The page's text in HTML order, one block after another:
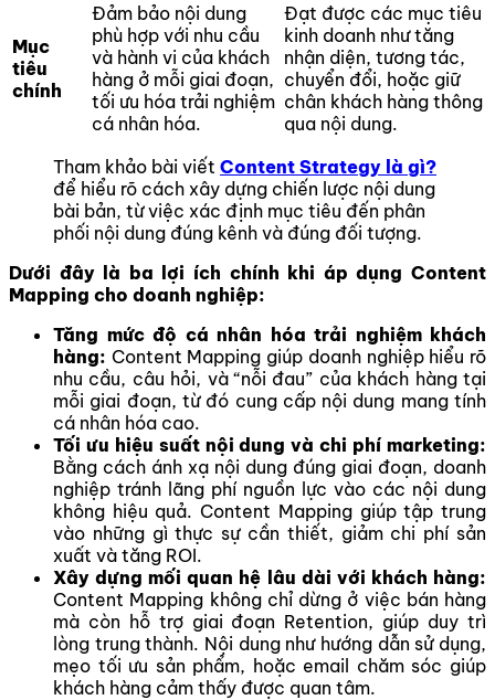
Mục
tiêu
chính
Đảm bảo nội dung
phù hợp với nhu cầu
và hành vi của khách
hàng ở mỗi giai đoạn,
tối ưu hóa trải nghiệm
cá nhân hóa.
Đạt được các mục tiêu
kinh doanh như tăng
nhận diện, tương tác,
chuyển đổi, hoặc giữ
chân khách hàng thông
qua nội dung.
Tham khảo bài viết Content Strategy là gì?
để hiểu rõ cách xây dựng chiến lược nội dung
bài bản, từ việc xác định mục tiêu đến phân
phối nội dung đúng kênh và đúng đối tượng.
Dưới đây là ba lợi ích chính khi áp dụng Content
Mapping cho doanh nghiệp:
Tăng mức độ cá nhân hóa trải nghiệm khách
hàng: Content Mapping giúp doanh nghiệp hiểu rõ
nhu cầu, câu hỏi, và “nỗi đau” của khách hàng tại
mỗi giai đoạn, từ đó cung cấp nội dung mang tính
cá nhân hóa cao.
Tối ưu hiệu suất nội dung và chi phí marketing:
Bằng cách ánh xạ nội dung đúng giai đoạn, doanh
nghiệp tránh lãng phí nguồn lực vào các nội dung
không hiệu quả. Content Mapping giúp tập trung
vào những gì thực sự cần thiết, giảm chi phí sản
xuất và tăng ROI.
Xây dựng mối quan hệ lâu dài với khách hàng:
Content Mapping không chỉ dừng ở việc bán hàng
mà còn hỗ trợ giai đoạn Retention, giúp duy trì
lòng trung thành. Nội dung như hướng dẫn sử dụng,
mẹo tối ưu sản phẩm, hoặc email chăm sóc giúp
khách hàng cảm thấy được quan tâm.